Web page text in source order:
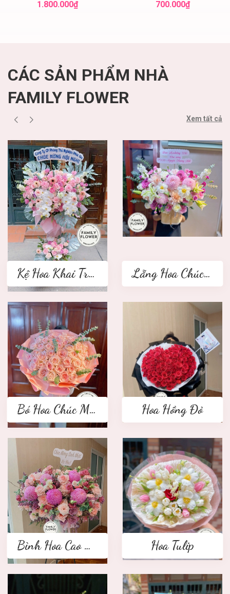
1.800.000₫ 700.000₫
CÁC SẢN PHẨM NHÀ
FAMILY FLOWER
Xem tất cả
Kệ Hoa Khai Trương 2 tầng Lẵng Hoa Chúc Mừng
Bó Hoa Chúc Mừng Hoa Hồng Đỏ
Bình Hoa Cao Cấp Hoa Tulip